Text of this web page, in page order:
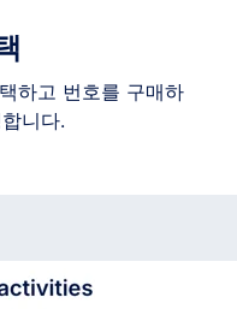
하고 번호를 구매하
니다.